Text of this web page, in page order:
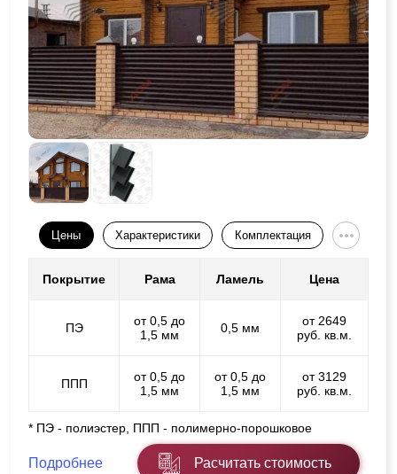
Цены Характеристики Комплектация
Покрытие Рама Ламель Цена
ПЭ
от 0,5 до
1,5 мм
0,5 мм
от 2649
руб. кв.м.
ППП
от 0,5 до
1,5 мм
от 0,5 до
1,5 мм
от 3129
руб. кв.м.
* ПЭ - полиэстер, ППП - полимерно-порошковое
Подробнее Расчитать стоимость